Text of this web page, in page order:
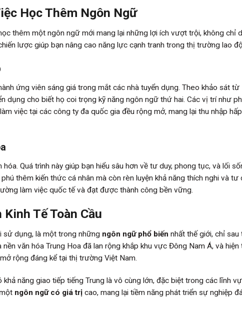
Học Thêm Ngôn Ngữ
thêm một ngôn ngữ mới mang lại những lợi ích vượt trội, không chỉ
lược giúp bạn nâng cao năng lực cạnh tranh trong thị trường lao
ứng viên sáng giá trong mắt các nhà tuyển dụng. Theo khảo sát từ
dụng cho biết họ coi trọng kỹ năng ngôn ngữ thứ hai. Các vị trí như
việc tại các công ty đa quốc gia đều rộng mở, mang lại thu nhập
Quá trình này giúp bạn hiểu sâu hơn về tư duy, phong tục, và lối
thêm kiến thức cá nhân mà còn rèn luyện khả năng thích nghi và tư
làm việc quốc tế và đạt được thành công bền vững.
Tế Toàn Cầu
sử dụng, là một trong những ngôn ngữ phổ biến nhất thế giới, chỉ sau
văn hóa Trung Hoa đã lan rộng khắp khu vực Đông Nam Á, và hiện
rộng đáng kể tại thị trường Việt Nam.
khả năng giao tiếp tiếng Trung là vô cùng lớn, đặc biệt trong các lĩnh
ngôn ngữ có giá trị cao, mang lại tiềm năng phát triển sự nghiệp